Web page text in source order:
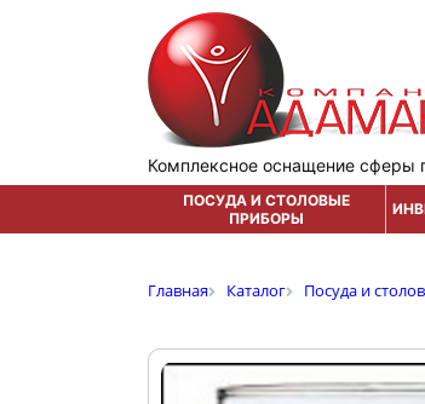
Комплексное оснащение сферы
ПОСУДА И СТОЛОВЫЕ
ПРИБОРЫ
Главная Каталог Посуда и